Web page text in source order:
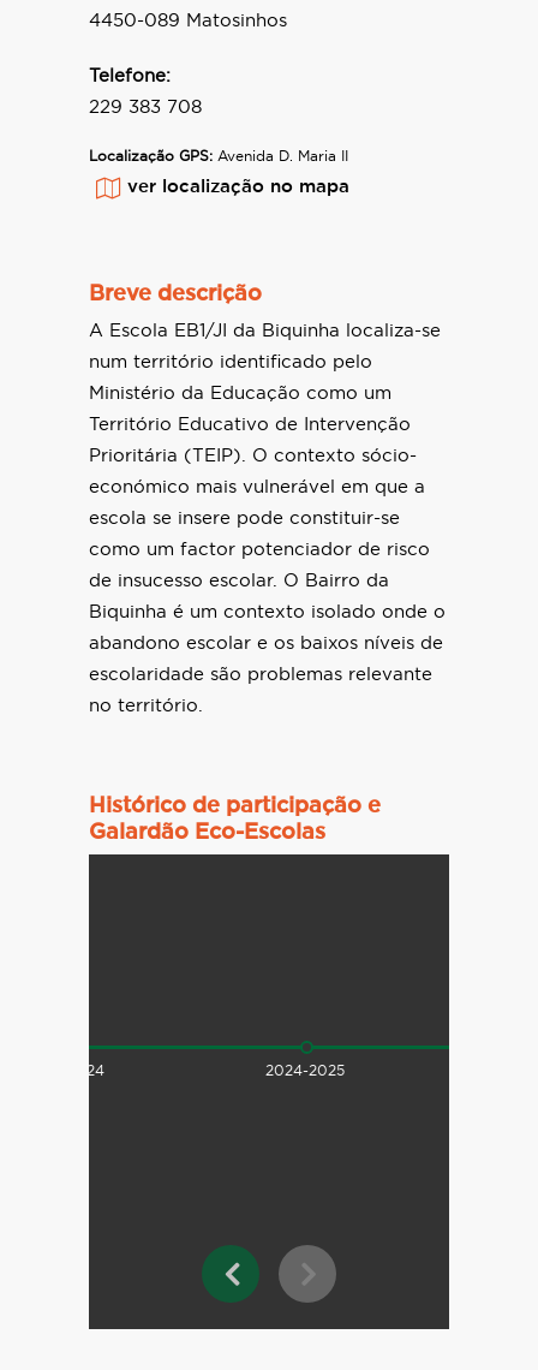
4450-089 Matosinhos
Telefone:
229 383 708
Localização GPS: Avenida D. Maria II
ver localização no mapa
Breve descrição
A Escola EB1/JI da Biquinha localiza-se
num território identificado pelo
Ministério da Educação como um
Território Educativo de Intervenção
Prioritária (TEIP). O contexto sócio-
económico mais vulnerável em que a
escola se insere pode constituir-se
como um factor potenciador de risco
de insucesso escolar. O Bairro da
Biquinha é um contexto isolado onde o
abandono escolar e os baixos níveis de
escolaridade são problemas relevante
no território.
Histórico de participação e
Galardão Eco-Escolas
2023-2024 2024-2025